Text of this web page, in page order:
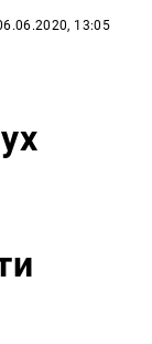
13:05